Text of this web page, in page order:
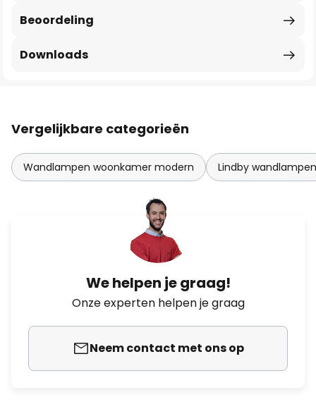
Beoordeling
Downloads
Vergelijkbare categorieën
Wandlampen woonkamer modern Lindby wandlampen
We helpen je graag!
Onze experten helpen je graag
Neem contact met ons op